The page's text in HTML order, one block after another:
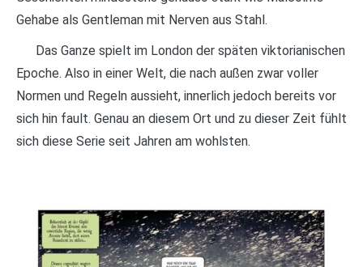
Gehabe als Gentleman mit Nerven aus Stahl.
Das Ganze spielt im London der späten viktorianischen
Epoche. Also in einer Welt, die nach außen zwar voller
Normen und Regeln aussieht, innerlich jedoch bereits vor
sich hin fault. Genau an diesem Ort und zu dieser Zeit fühlt
sich diese Serie seit Jahren am wohlsten.